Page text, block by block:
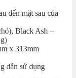
đến mặt sau của
Black Ash –
x 313mm
dẫn sử dụng